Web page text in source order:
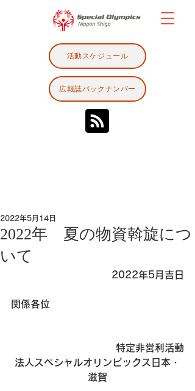
広報誌バックナンバー
活動スケジュール
2022年 夏の物資斡旋につ
いて
2022年5月14日
2022年5月吉日
関係各位
特定非営利活動
法人スペシャルオリンピックス日本・
滋賀